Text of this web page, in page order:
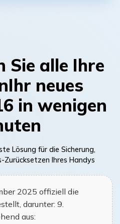
Sie alle Ihre
Ihr neues
in wenigen
Lösung für die Sicherung,
Ihres Handys
2025 offiziell die
darunter:9.
aus: